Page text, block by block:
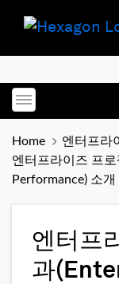
Toggle menubar
Home
엔터프라
엔터프라이즈 프
Performance) 소개
엔터프
과